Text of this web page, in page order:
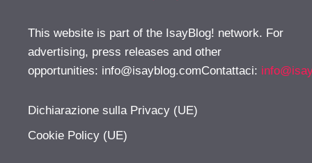
This website is part of the IsayBlog! network. For
advertising, press releases and other
opportunities: info@isayblog.comContattaci:
Dichiarazione sulla Privacy (UE)
Cookie Policy (UE)